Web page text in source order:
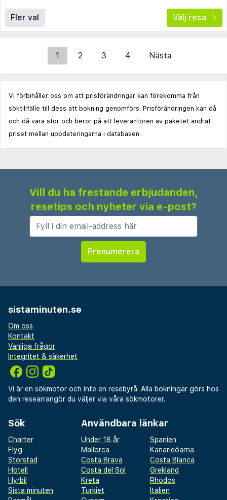
Fler val Välj resa
1 2 3 4 Nästa
Vi förbihåller oss om att prisförändringar kan förekomma från
söktillfälle till dess att bokning genomförs. Prisförändringen kan då
och då vara stor och beror på att leverantören av paketet ändrat
priset mellan uppdateringarna i databasen.
Vill du ha frestande erbjudanden,
resetips och nyheter via e-post?
sistaminuten.se
Om oss
Kontakt
Vanliga frågor
Integritet & säkerhet
Vi är en sökmotor och inte en resebyrå. Alla bokningar görs hos
den researrangör du väljer via våra sökmotorer.
Sök
Charter
Flyg
Storstad
Hotell
Hyrbil
Sista minuten
Användbara länkar
Under 18 år
Spanien
Mallorca
Kanarieöarna
Costa Brava
Costa Blanca
Costa del Sol
Grekland
Kreta
Rhodos
Turkiet
Italien